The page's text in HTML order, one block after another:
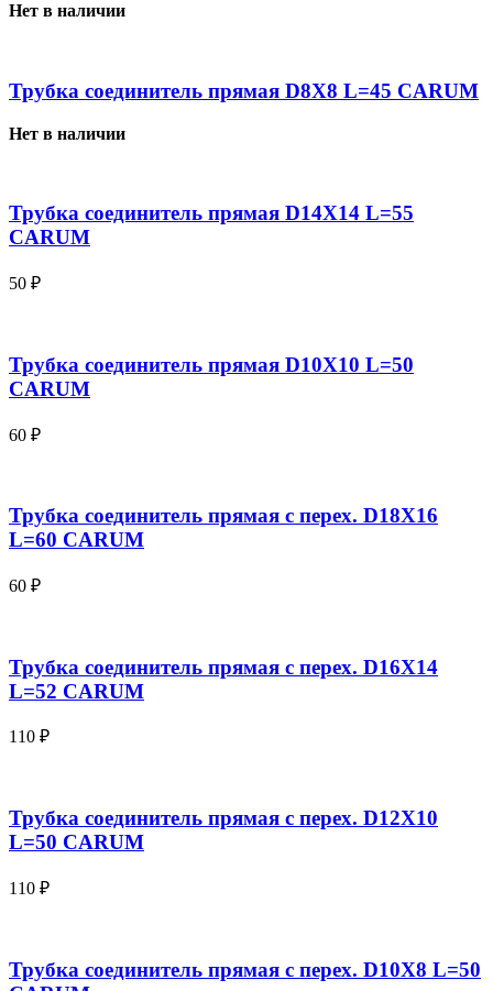
Нет в наличии
Трубка соединитель прямая D8X8 L=45 CARUM
Нет в наличии
Трубка соединитель прямая D14X14 L=55
CARUM
50 ₽
Трубка соединитель прямая D10X10 L=50
CARUM
60 ₽
Трубка соединитель прямая с перех. D18X16
L=60 CARUM
60 ₽
Трубка соединитель прямая с перех. D16X14
L=52 CARUM
110 ₽
Трубка соединитель прямая с перех. D12X10
L=50 CARUM
110 ₽
Трубка соединитель прямая с перех. D10X8 L=50